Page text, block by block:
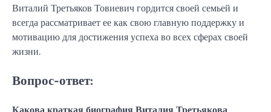
Виталий Третьяков Товиевич гордится своей семьей и
всегда рассматривает ее как свою главную поддержку и
мотивацию для достижения успеха во всех сферах своей
жизни.
Вопрос-ответ: